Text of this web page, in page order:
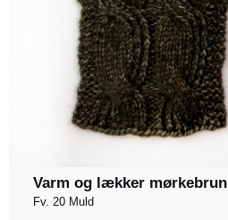
Varm og lækker mørkebrun
Fv. 20 Muld